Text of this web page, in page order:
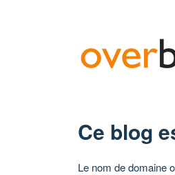
Ce blog
Le nom de domaine